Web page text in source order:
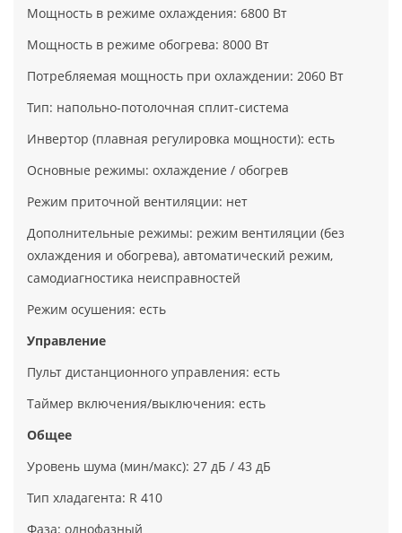
Мощность в режиме охлаждения: 6800 Вт
Мощность в режиме обогрева: 8000 Вт
Потребляемая мощность при охлаждении: 2060 Вт
Тип: напольно-потолочная сплит-система
Инвертор (плавная регулировка мощности): есть
Основные режимы: охлаждение / обогрев
Режим приточной вентиляции: нет
Дополнительные режимы: режим вентиляции (без
охлаждения и обогрева), автоматический режим,
самодиагностика неисправностей
Режим осушения: есть
Управление
Пульт дистанционного управления: есть
Таймер включения/выключения: есть
Общее
Уровень шума (мин/макс): 27 дБ / 43 дБ
Тип хладагента: R 410
Фаза: однофазный